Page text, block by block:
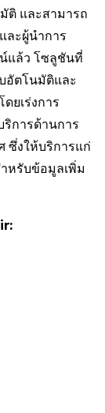
ติ และสามารถ
ละผู้นำการ
แล้ว โซลูชันที่
อัตโนมัติและ
ยเร่งการ
ริการด้านการ
ซึ่งให้บริการแก่
หรับข้อมูลเพิ่ม